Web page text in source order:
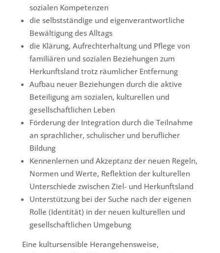
sozialen Kompetenzen
die selbstständige und eigenverantwortliche
Bewältigung des Alltags
die Klärung, Aufrechterhaltung und Pflege von
familiären und sozialen Beziehungen zum
Herkunftsland trotz räumlicher Entfernung
Aufbau neuer Beziehungen durch die aktive
Beteiligung am sozialen, kulturellen und
gesellschaftlichen Leben
Förderung der Integration durch die Teilnahme
an sprachlicher, schulischer und beruflicher
Bildung
Kennenlernen und Akzeptanz der neuen Regeln,
Normen und Werte, Reflektion der kulturellen
Unterschiede zwischen Ziel- und Herkunftsland
Unterstützung bei der Suche nach der eigenen
Rolle (Identität) in der neuen kulturellen und
gesellschaftlichen Umgebung
Eine kultursensible Herangehensweise,